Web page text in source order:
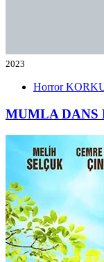
2023
Horror
MUMLA DANS